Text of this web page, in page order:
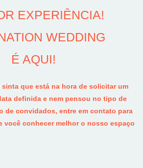
EXPERIÊNCIA!
WEDDING
É AQUI!
sinta que está na hora de solicitar um
definida e nem pensou no tipo de
de convidados, entre em contato para
você conhecer melhor o nosso espaço